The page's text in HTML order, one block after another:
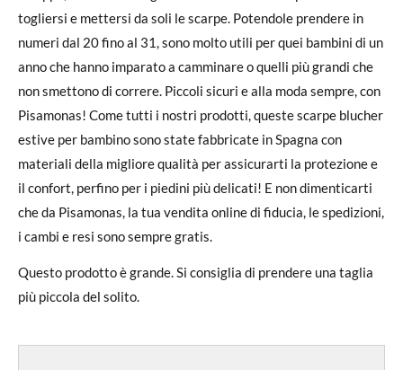
togliersi e mettersi da soli le scarpe. Potendole prendere in
numeri dal 20 fino al 31, sono molto utili per quei bambini di un
anno che hanno imparato a camminare o quelli più grandi che
non smettono di correre. Piccoli sicuri e alla moda sempre, con
Pisamonas! Come tutti i nostri prodotti, queste scarpe blucher
estive per bambino sono state fabbricate in Spagna con
materiali della migliore qualità per assicurarti la protezione e
il confort, perfino per i piedini più delicati! E non dimenticarti
che da Pisamonas, la tua vendita online di fiducia, le spedizioni,
i cambi e resi sono sempre gratis.
Questo prodotto è grande. Si consiglia di prendere una taglia
più piccola del solito.